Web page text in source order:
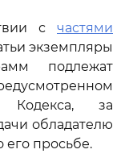
с частями
экземпляры
подлежат
Кодекса, за
обладателю
его просьбе.